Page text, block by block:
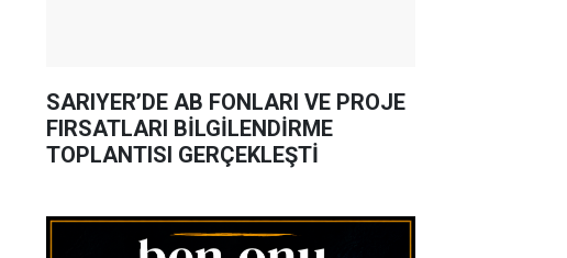
SARIYER’DE AB FONLARI VE PROJE
FIRSATLARI BİLGİLENDİRME
TOPLANTISI GERÇEKLEŞTİ